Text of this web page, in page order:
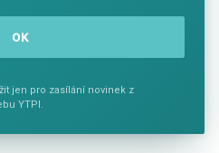
jen pro zasílání novinek z
YTPI.